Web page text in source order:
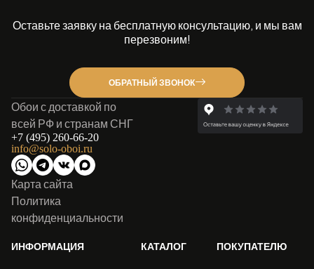
Оставьте заявку на бесплатную консультацию, и мы вам
перезвоним!
ОБРАТНЫЙ ЗВОНОК
Обои с доставкой по
всей РФ и странам СНГ
+7 (495) 260-66-20
info@solo-oboi.ru
Карта сайта
Политика
конфиденциальности
ИНФОРМАЦИЯ КАТАЛОГ ПОКУПАТЕЛЮ